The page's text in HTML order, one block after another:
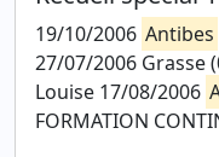
19/10/2006 Antibes
27/07/2006 Grasse
Louise 17/08/2006
FORMATION